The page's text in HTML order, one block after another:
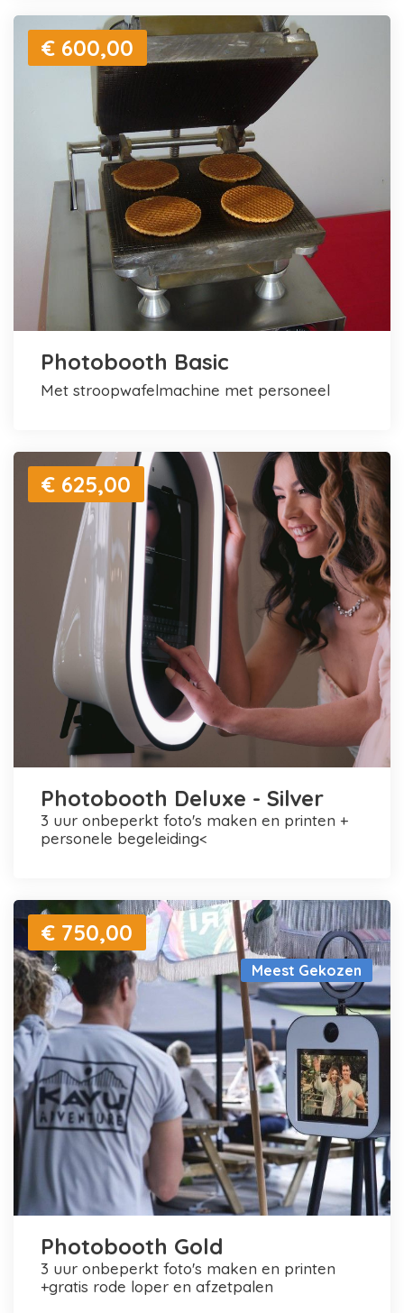
€ 600,00
Photobooth Basic
met stroopwafelmachine met personeel
€ 625,00
Photobooth Deluxe - Silver
3 uur onbeperkt foto's maken en printen +
personele begeleiding<
Meest Gekozen
€ 750,00
Photobooth Gold
3 uur onbeperkt foto's maken en printen
+gratis rode loper en afzetpalen